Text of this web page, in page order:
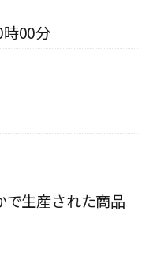
00分
生産された商品